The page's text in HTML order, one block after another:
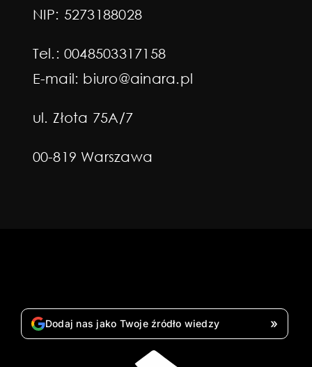
NIP: 5273188028
Tel.:0048503317158
E-mail: biuro@ainara.pl
ul. Złota 75A/7
00-819 Warszawa
Dodaj nas jako Twoje źródło wiedzy »